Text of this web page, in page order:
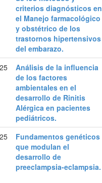
criterios diagnósticos en
el Manejo farmacológico
y obstétrico de los
trastornos hipertensivos
del embarazo.
Análisis de la influencia
de los factores
ambientales en el
desarrollo de Rinitis
Alérgica en pacientes
pediátricos.
Fundamentos genéticos
que modulan el
desarrollo de
preeclampsia-eclampsia.